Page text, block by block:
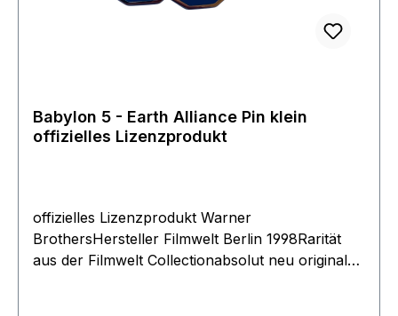
Babylon 5 - Earth Alliance Pin klein
offizielles Lizenzprodukt
offizielles Lizenzprodukt Warner
BrothersHersteller Filmwelt Berlin 1998Rarität
aus der Filmwelt Collectionabsolut neu original